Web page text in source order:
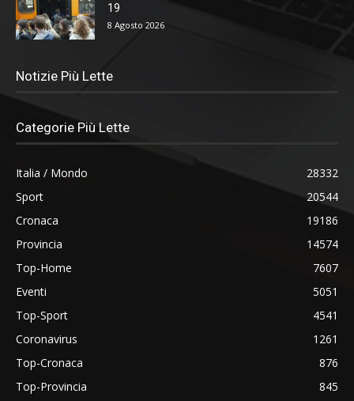
19
8 Agosto 2026
Notizie Più Lette
Categorie Più Lette
Italia / Mondo
28332
Sport
20544
Cronaca
19186
Provincia
14574
Top-Home
7607
Eventi
5051
Top-Sport
4541
Coronavirus
1261
Top-Cronaca
876
Top-Provincia
845